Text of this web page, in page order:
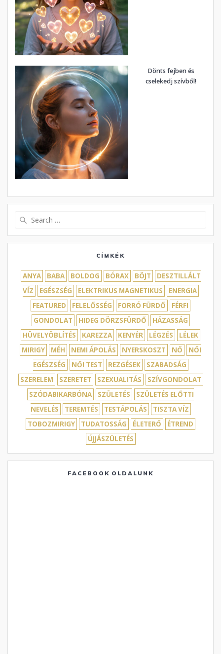
Dönts fejben és
cselekedj szívből!
CÍMKÉK
ANYA BABA BOLDOG BÓRAX BÖJT
DESZTILLÁLT
VÍZ
EGÉSZSÉG ELEKTRIKUS MAGNETIKUS
ENERGIA
FEATURED
FELELŐSSÉG FORRÓ FÜRDŐ
FÉRFI
GONDOLAT
HIDEG DÖRZSFÜRDŐ
HÁZASSÁG
HÜVELYÖBLÍTÉS
KAREZZA KENYÉR LÉGZÉS
LÉLEK
MIRIGY
MÉH NEMI ÁPOLÁS NYERSKOSZT NŐ
NŐI
EGÉSZSÉG
NŐI TEST REZGÉSEK
SZABADSÁG
SZERELEM
SZERETET SZEXUALITÁS
SZÍVGONDOLAT
SZÓDABIKARBÓNA
SZÜLETÉS
SZÜLETÉS ELŐTTI
NEVELÉS
TEREMTÉS TESTÁPOLÁS
TISZTA VÍZ
TOBOZMIRIGY
TUDATOSSÁG ÉLETERŐ
ÉTREND
ÚJJÁSZÜLETÉS
FACEBOOK OLDALUNK